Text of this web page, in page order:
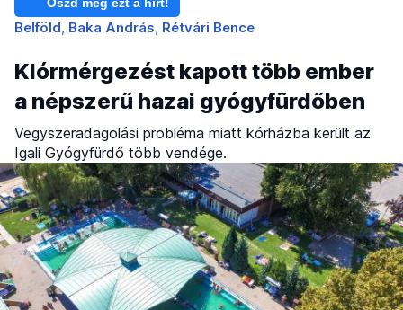
Belföld Baka András Rétvári Bence
Klórmérgezést kapott több ember
a népszerű hazai gyógyfürdőben
Vegyszeradagolási probléma miatt kórházba került az
Igali Gyógyfürdő több vendége.